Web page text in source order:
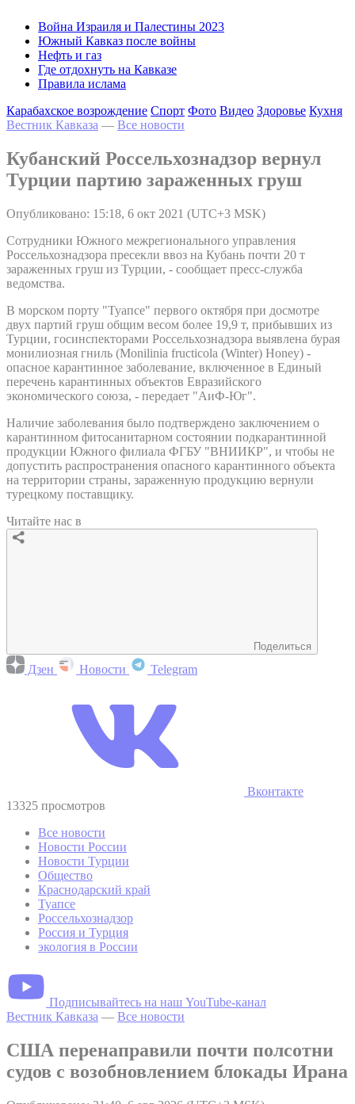
Война Израиля и Палестины 2023
Южный Кавказ после войны
Нефть и газ
Где отдохнуть на Кавказе
Правила ислама
Карабахское возрождение Спорт Фото Видео Здоровье Кухня
Вестник Кавказа — Все новости
Кубанский Россельхознадзор вернул
Турции партию зараженных груш
Опубликовано: 15:18, 6 окт 2021 (UTC+3 MSK)
Сотрудники Южного межрегионального управления
Россельхознадзора пресекли ввоз на Кубань почти 20 т
зараженных груш из Турции, - сообщает пресс-служба
ведомства.
В морском порту "Туапсе" первого октября при досмотре
двух партий груш общим весом более 19,9 т, прибывших из
Турции, госинспекторами Россельхознадзора выявлена бурая
монилиозная гниль (Monilinia fructicola (Winter) Honey) -
опасное карантинное заболевание, включенное в Единый
перечень карантинных объектов Евразийского
экономического союза, - передает "АиФ-Юг".
Наличие заболевания было подтверждено заключением о
карантинном фитосанитарном состоянии подкарантинной
продукции Южного филиала ФГБУ "ВНИИКР", и чтобы не
допустить распространения опасного карантинного объекта
на территории страны, зараженную продукцию вернули
турецкому поставщику.
Читайте нас в
Поделиться
Дзен Новости Telegram
Вконтакте
13325 просмотров
Все новости
Новости России
Новости Турции
Общество
Краснодарский край
Туапсе
Россельхознадзор
Россия и Турция
экология в России
Подписывайтесь на наш YouTube-канал
Вестник Кавказа — Все новости
США перенаправили почти полсотни
судов с возобновлением блокады Ирана